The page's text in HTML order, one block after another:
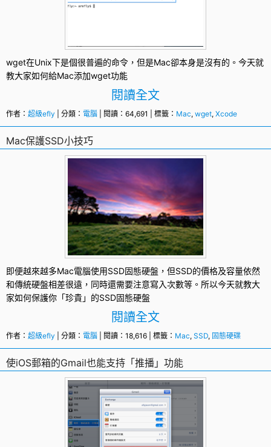
wget在Unix下是個很普遍的命令，但是Mac卻本身是沒有的。今天就
教大家如何給Mac添加wget功能
閱讀全文
作者： 超級efly | 分類： 電腦 | 閱讀：64,691 | 標籤： Mac, wget, Xcode
Mac保護SSD小技巧
即便越來越多Mac電腦使用SSD固態硬盤，但SSD的價格及容量依然
和傳統硬盤相差很遠，同時還需要注意寫入次數等。所以今天就教大
家如何保護你「珍貴」的SSD固態硬盤
閱讀全文
作者： 超級efly | 分類： 電腦 | 閱讀：18,616 | 標籤： Mac, SSD, 固態硬碟
使iOS郵箱的Gmail也能支持「推播」功能